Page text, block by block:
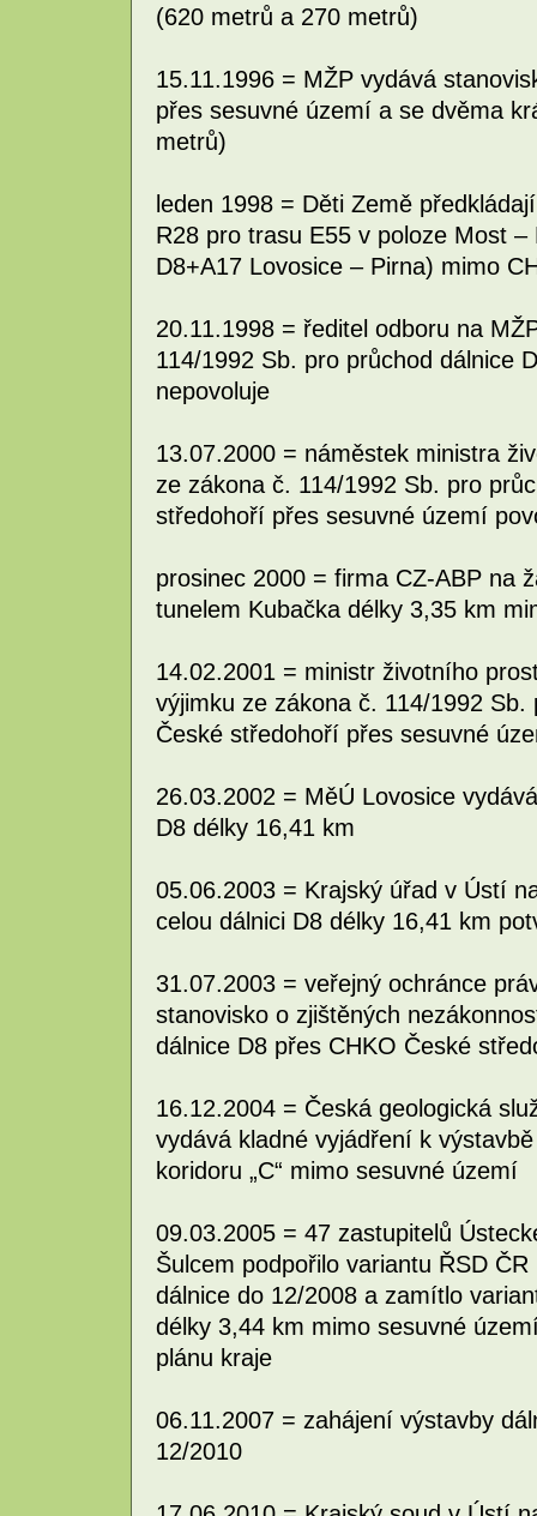
(620 metrů a 270 metrů)
15.11.1996 = MŽP vydává
přes sesuvné území a se dvěma
metrů)
leden 1998 = Děti Země
R28 pro trasu E55 v poloze Most
D8+A17 Lovosice – Pirna) mimo
20.11.1998 = ředitel odboru na
114/1992 Sb. pro průchod dálnice
nepovoluje
13.07.2000 = náměstek ministra
ze zákona č. 114/1992 Sb. pro
středohoří přes sesuvné území
prosinec 2000 = firma CZ-ABP na
tunelem Kubačka délky 3,35 km
14.02.2001 = ministr životního
výjimku ze zákona č. 114/1992
České středohoří přes sesuvné
26.03.2002 = MěÚ Lovosice
D8 délky 16,41 km
05.06.2003 = Krajský úřad v Ústí
celou dálnici D8 délky 16,41 km
31.07.2003 = veřejný ochránce
stanovisko o zjištěných
dálnice D8 přes CHKO České
16.12.2004 = Česká geologická
vydává kladné vyjádření k
koridoru „C“ mimo sesuvné území
09.03.2005 = 47 zastupitelů
Šulcem podpořilo variantu ŘSD
dálnice do 12/2008 a zamítlo
délky 3,44 km mimo sesuvné
plánu kraje
06.11.2007 = zahájení výstavby
12/2010